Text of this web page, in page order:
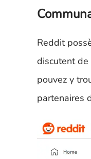
Reddit
discutent
pouvez y
partenaires